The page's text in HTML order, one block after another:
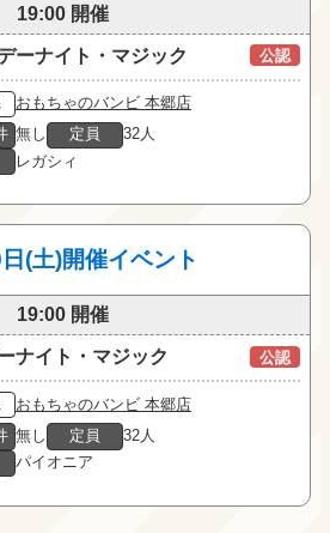
19:00 開催
ーナイト・マジック 公認
おもちゃのバンビ 本郷店
無し 定員
32人
レガシィ
(土)開催イベント
19:00 開催
ナイト・マジック 公認
おもちゃのバンビ 本郷店
無し 定員
32人
パイオニア